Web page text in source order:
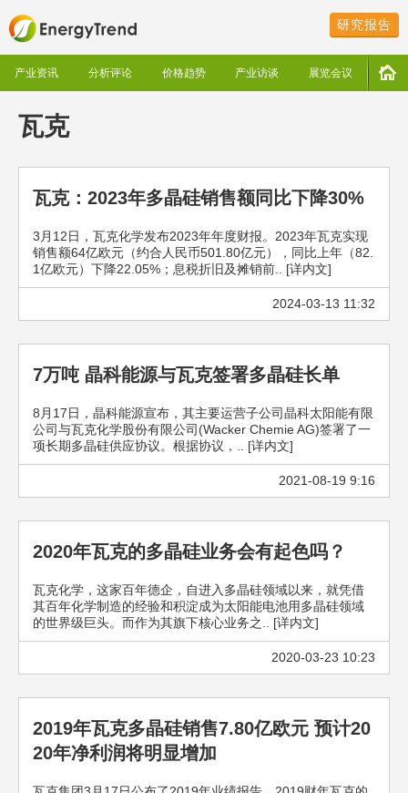
研究报告
产业资讯 分析评论 价格趋势 产业访谈 展览会议
瓦克
瓦克：2023年多晶硅销售额同比下降30%
3月12日，瓦克化学发布2023年年度财报。2023年瓦克实现
销售额64亿欧元（约合人民币501.80亿元），同比上年（82.
1亿欧元）下降22.05%；息税折旧及摊销前.. [详内文]
2024-03-13 11:32
7万吨 晶科能源与瓦克签署多晶硅长单
8月17日，晶科能源宣布，其主要运营子公司晶科太阳能有限
公司与瓦克化学股份有限公司(Wacker Chemie AG)签署了一
项长期多晶硅供应协议。根据协议，.. [详内文]
2021-08-19 9:16
2020年瓦克的多晶硅业务会有起色吗？
瓦克化学，这家百年德企，自进入多晶硅领域以来，就凭借
其百年化学制造的经验和积淀成为太阳能电池用多晶硅领域
的世界级巨头。而作为其旗下核心业务之.. [详内文]
2020-03-23 10:23
2019年瓦克多晶硅销售7.80亿欧元 预计20
20年净利润将明显增加